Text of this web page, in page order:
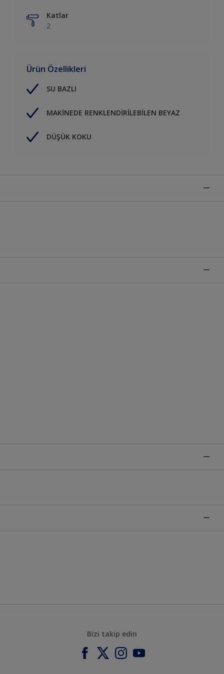
Katlar
2
Ürün Özellikleri
SU BAZLI
MAKİNEDE RENKLENDİRİLEBİLEN BEYAZ
DÜŞÜK KOKU
Bizi takip edin